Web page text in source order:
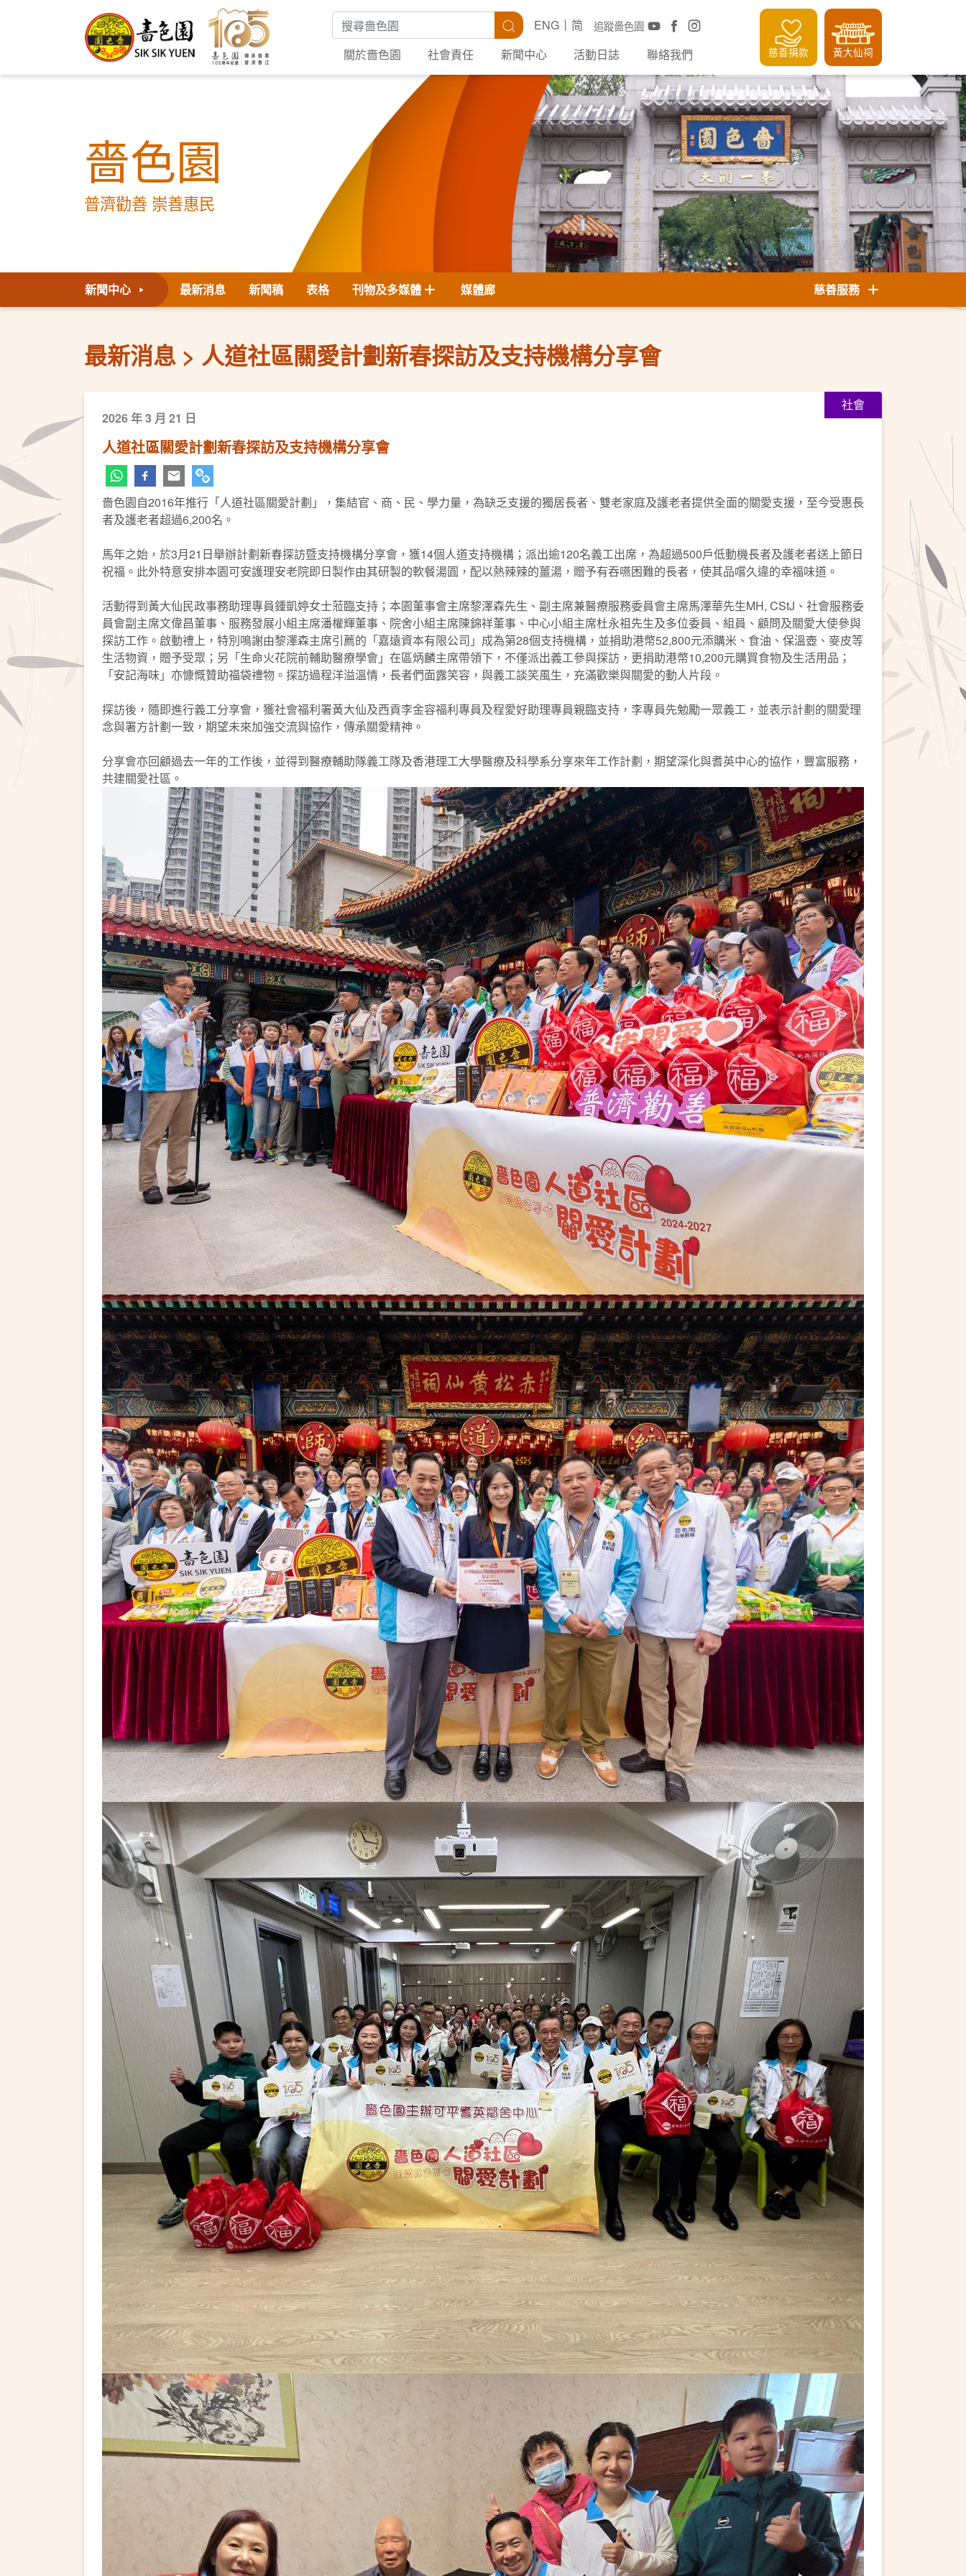
搜尋關鍵字 搜尋 追蹤嗇色園
ENG
简
關於嗇色園
社會責任 新聞中心 活動日誌 聯絡我們 慈善捐款 黃大仙祠
嗇色園
普濟勸善 崇善惠民
新聞中心 最新消息 新聞稿 表格 刊物及多媒體 媒體廊 慈善服務
最新消息 人道社區關愛計劃新春探訪及支持機構分享會
社會
2026 年 3 月 21 日
人道社區關愛計劃新春探訪及支持機構分享會
嗇色園自2016年推行「人道社區關愛計劃」，集結官、商、民、學力量，為缺乏支援的獨居長者、雙老家庭及護老者提供全面的關愛支援，至今受惠長
者及護老者超過6,200名。
馬年之始，於3月21日舉辦計劃新春探訪暨支持機構分享會，獲14個人道支持機構；派出逾120名義工出席，為超過500戶低動機長者及護老者送上節日
祝福。此外特意安排本園可安護理安老院即日製作由其研製的軟餐湯圓，配以熱辣辣的薑湯，贈予有吞嚥困難的長者，使其品嚐久違的幸福味道。
活動得到黃大仙民政事務助理專員鍾凱婷女士蒞臨支持；本園董事會主席黎澤森先生、副主席兼醫療服務委員會主席馬澤華先生MH, CStJ、社會服務委
員會副主席文偉昌董事、服務發展小組主席潘權輝董事、院舍小組主席陳錦祥董事、中心小組主席杜永祖先生及多位委員、組員、顧問及關愛大使參與
探訪工作。啟動禮上，特別鳴謝由黎澤森主席引薦的「嘉遠資本有限公司」成為第28個支持機構，並捐助港幣52,800元添購米、食油、保溫壺、麥皮等
生活物資，贈予受眾；另「生命火花院前輔助醫療學會」在區炳麟主席帶領下，不僅派出義工參與探訪，更捐助港幣10,200元購買食物及生活用品；
「安記海味」亦慷慨贊助福袋禮物。探訪過程洋溢溫情，長者們面露笑容，與義工談笑風生，充滿歡樂與關愛的動人片段。
探訪後，隨即進行義工分享會，獲社會福利署黃大仙及西貢李金容福利專員及程愛好助理專員親臨支持，李專員先勉勵一眾義工，並表示計劃的關愛理
念與署方計劃一致，期望未來加強交流與協作，傳承關愛精神。
分享會亦回顧過去一年的工作後，並得到醫療輔助隊義工隊及香港理工大學醫療及科學系分享來年工作計劃，期望深化與耆英中心的協作，豐富服務，
共建關愛社區。